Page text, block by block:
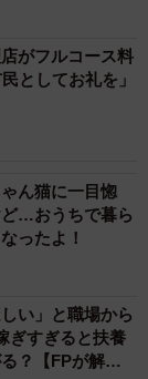
がフルコース料
としてお礼を」
ん猫に一目惚
…おうちで暮ら
ったよ！
い」と職場から
ぎすぎると扶養
？【FPが解